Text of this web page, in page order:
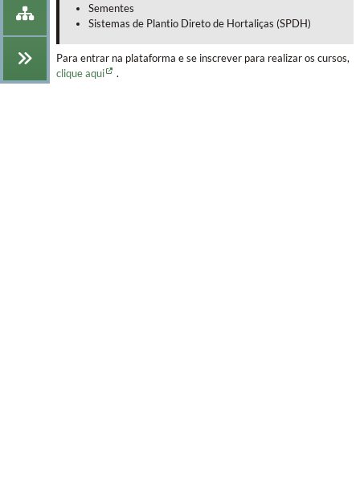
Sementes
Sistemas de Plantio Direto de Hortaliças (SPDH)
Para entrar na plataforma e se inscrever para realizar os cursos,
clique aqui
.